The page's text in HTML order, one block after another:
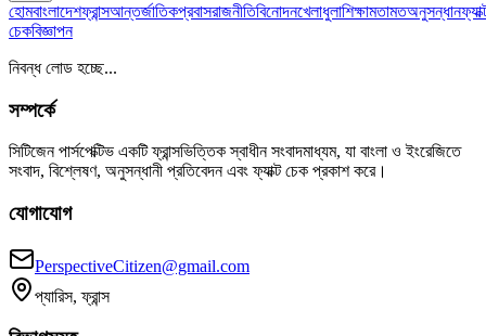
হোমবাংলাদেশফ্রান্সআন্তর্জাতিকপ্রবাসরাজনীতিবিনোদনখেলাধুলাশিক্ষামতামতঅনুসন্ধান
চেকবিজ্ঞাপন
নিবন্ধ লোড হচ্ছে...
সম্পর্কে
সিটিজেন পার্সপেক্টিভ একটি ফ্রান্সভিত্তিক স্বাধীন সংবাদমাধ্যম, যা বাংলা ও ইংরেজিতে
সংবাদ, বিশ্লেষণ, অনুসন্ধানী প্রতিবেদন এবং ফ্যাক্ট চেক প্রকাশ করে।
যোগাযোগ
PerspectiveCitizen@gmail.com
প্যারিস, ফ্রান্স